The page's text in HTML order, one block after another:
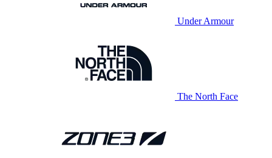
Under Armour
The North Face